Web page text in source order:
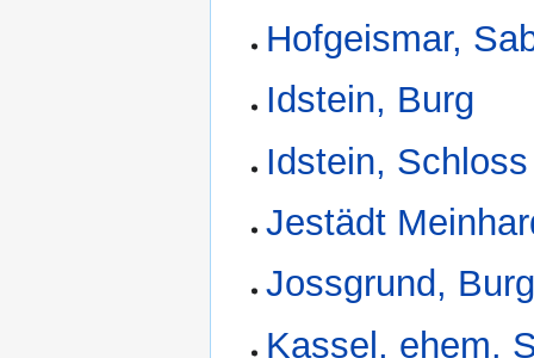
Hofgeismar,
Idstein, Burg
Idstein, Schloss
Jestädt
Jossgrund,
Kassel, ehem.